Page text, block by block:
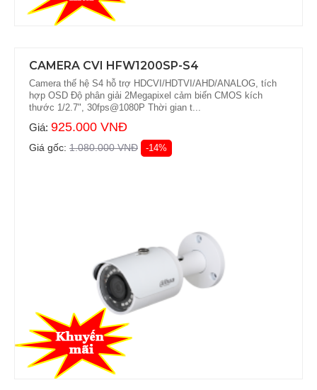
CAMERA CVI HFW1200SP-S4
Camera thế hệ S4 hỗ trợ HDCVI/HDTVI/AHD/ANALOG, tích
hợp OSD Độ phân giải 2Megapixel cảm biến CMOS kích
thước 1/2.7", 30fps@1080P Thời gian t...
Giá: 925.000 VNĐ
Giá gốc: 1.080.000 VNĐ -14%